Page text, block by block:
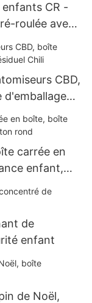
CR -
roulée avec
CBD,
d'emballage
carrée en
enfant,
de
enfant
de Noël,